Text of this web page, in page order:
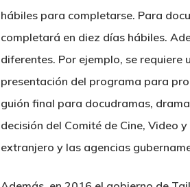
hábiles para completarse. Para
completará en diez días hábiles.
diferentes. Por ejemplo, se
presentación del programa para
guión final para docudramas,
decisión del Comité de Cine, Video
extranjero y las agencias